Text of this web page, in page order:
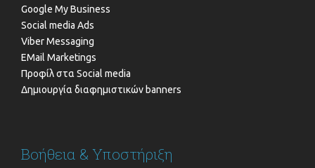
Google My Business
Social media Ads
Viber Messaging
EMail Marketings
Προφίλ στα Social media
Δημιουργία διαφημιστικών banners
Βοήθεια & Υποστήριξη